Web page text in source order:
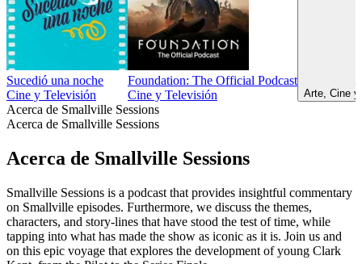
Sucedió una noche
Cine y Televisión
Foundation: The Official Podcast
Cine y Televisión
Arte, Cine
Acerca de Smallville Sessions
Acerca de Smallville Sessions
Acerca de Smallville Sessions
Smallville Sessions is a podcast that provides insightful commentary
on Smallville episodes. Furthermore, we discuss the themes,
characters, and story-lines that have stood the test of time, while
tapping into what has made the show as iconic as it is. Join us and
on this epic voyage that explores the development of young Clark